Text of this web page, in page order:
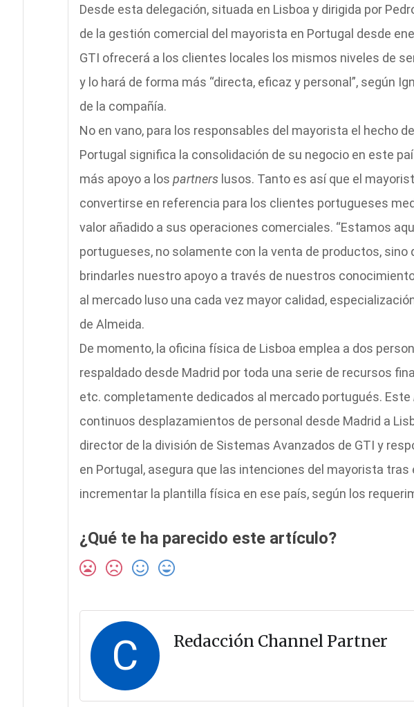
Desde esta delegación, situada en Lisboa y dirigida por
de la gestión comercial del mayorista en Portugal desde
GTI ofrecerá a los clientes locales los mismos niveles de
y lo hará de forma más “directa, eficaz y personal”, según
de la compañía.
No en vano, para los responsables del mayorista el hecho
Portugal significa la consolidación de su negocio en este
más apoyo a los partnerslusos. Tanto es así que el
convertirse en referencia para los clientes portugueses
valor añadido a sus operaciones comerciales. “Estamos
portugueses, no solamente con la venta de productos,
brindarles nuestro apoyo a través de nuestros
al mercado luso una cada vez mayor calidad,
de Almeida.
De momento, la oficina física de Lisboa emplea a dos
respaldado desde Madrid por toda una serie de recursos
etc. completamente dedicados al mercado portugués. Este
continuos desplazamientos de personal desde Madrid a
director de la división de Sistemas Avanzados de GTI y
en Portugal, asegura que las intenciones del mayorista
incrementar la plantilla física en ese país, según los
¿Qué te ha parecido este artículo?
C Redacción Channel Partner